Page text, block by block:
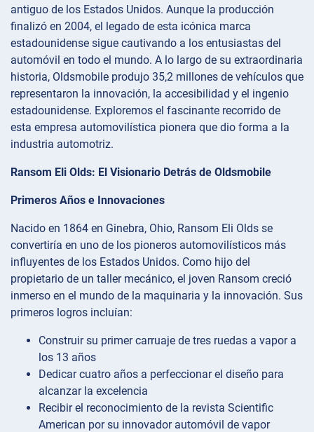
antiguo de los Estados Unidos. Aunque la producción
finalizó en 2004, el legado de esta icónica marca
estadounidense sigue cautivando a los entusiastas del
automóvil en todo el mundo. A lo largo de su extraordinaria
historia, Oldsmobile produjo 35,2 millones de vehículos que
representaron la innovación, la accesibilidad y el ingenio
estadounidense. Exploremos el fascinante recorrido de
esta empresa automovilística pionera que dio forma a la
industria automotriz.
Ransom Eli Olds: El Visionario Detrás de Oldsmobile
Primeros Años e Innovaciones
Nacido en 1864 en Ginebra, Ohio, Ransom Eli Olds se
convertiría en uno de los pioneros automovilísticos más
influyentes de los Estados Unidos. Como hijo del
propietario de un taller mecánico, el joven Ransom creció
inmerso en el mundo de la maquinaria y la innovación. Sus
primeros logros incluían:
Construir su primer carruaje de tres ruedas a vapor a
los 13 años
Dedicar cuatro años a perfeccionar el diseño para
alcanzar la excelencia
Recibir el reconocimiento de la revista Scientific
American por su innovador automóvil de vapor